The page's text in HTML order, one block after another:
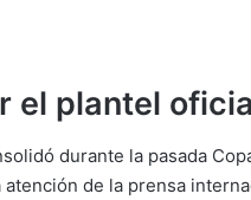
el plantel
durante la pasada
de la prensa